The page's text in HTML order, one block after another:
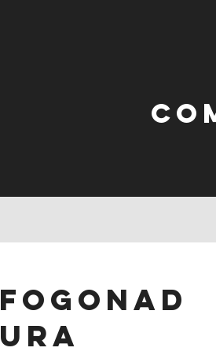
fogonad
ura